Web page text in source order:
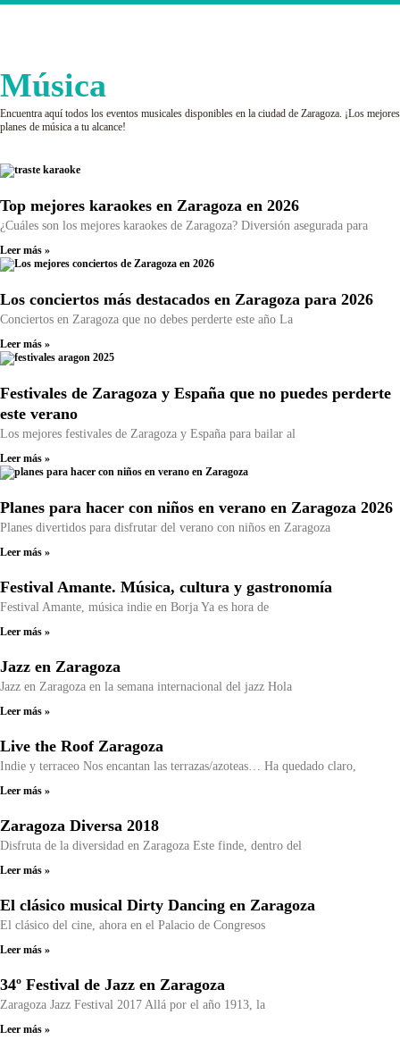
Música
Encuentra aquí todos los eventos musicales disponibles en la ciudad de Zaragoza. ¡Los mejores
planes de música a tu alcance!
Top mejores karaokes en Zaragoza en 2026
¿Cuáles son los mejores karaokes de Zaragoza? Diversión asegurada para
Leer más »
Los conciertos más destacados en Zaragoza para 2026
Conciertos en Zaragoza que no debes perderte este año La
Leer más »
Festivales de Zaragoza y España que no puedes perderte
este verano
Los mejores festivales de Zaragoza y España para bailar al
Leer más »
Planes para hacer con niños en verano en Zaragoza 2026
Planes divertidos para disfrutar del verano con niños en Zaragoza
Leer más »
Festival Amante. Música, cultura y gastronomía
Festival Amante, música indie en Borja Ya es hora de
Leer más »
Jazz en Zaragoza
Jazz en Zaragoza en la semana internacional del jazz Hola
Leer más »
Live the Roof Zaragoza
Indie y terraceo Nos encantan las terrazas/azoteas… Ha quedado claro,
Leer más »
Zaragoza Diversa 2018
Disfruta de la diversidad en Zaragoza Este finde, dentro del
Leer más »
El clásico musical Dirty Dancing en Zaragoza
El clásico del cine, ahora en el Palacio de Congresos
Leer más »
34º Festival de Jazz en Zaragoza
Zaragoza Jazz Festival 2017 Allá por el año 1913, la
Leer más »